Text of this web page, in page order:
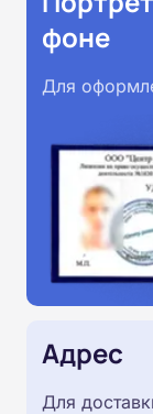
фоне
Для
Адрес
Для